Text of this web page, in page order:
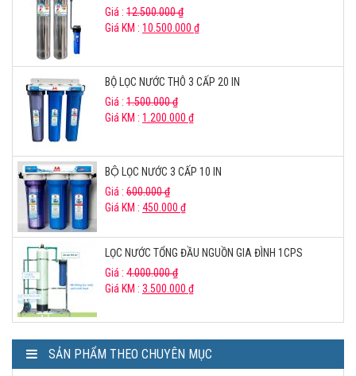
Giá : 12.500.000₫
Giá KM : 10.500.000 ₫
BỘ LỌC NƯỚC THÔ 3 CẤP 20 IN
Giá : 1.500.000₫
Giá KM : 1.200.000 ₫
BỘ LỌC NƯỚC 3 CẤP 10 IN
Giá : 600.000₫
Giá KM : 450.000 ₫
LỌC NƯỚC TỔNG ĐẦU NGUỒN GIA ĐÌNH 1CPS
Giá : 4.000.000₫
Giá KM : 3.500.000 ₫
SẢN PHẨM THEO CHUYÊN MỤC